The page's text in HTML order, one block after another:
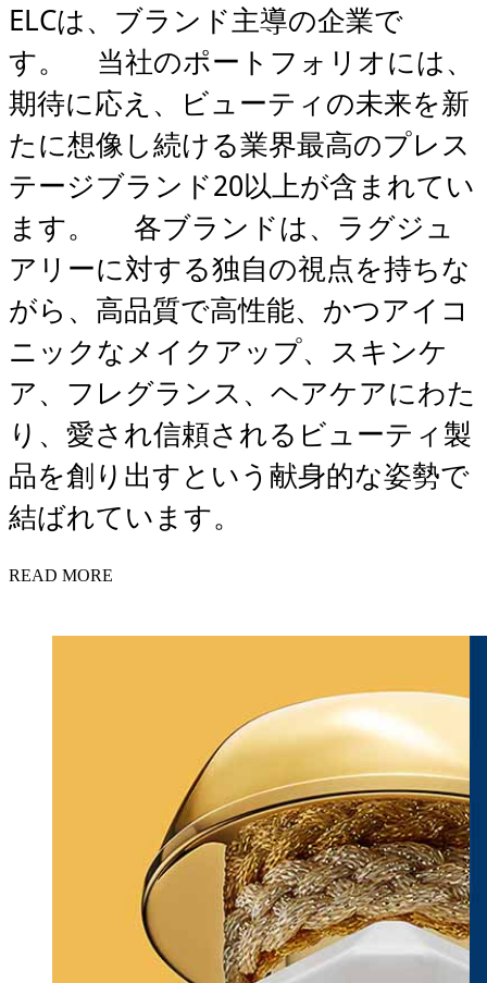
ELCは、ブランド主導の企業で
す。 当社のポートフォリオには、
期待に応え、ビューティの未来を新
たに想像し続ける業界最高のプレス
テージブランド20以上が含まれてい
ます。 各ブランドは、ラグジュ
アリーに対する独自の視点を持ちな
がら、高品質で高性能、かつアイコ
ニックなメイクアップ、スキンケ
ア、フレグランス、ヘアケアにわた
り、愛され信頼されるビューティ製
品を創り出すという献身的な姿勢で
結ばれています。
READ MORE